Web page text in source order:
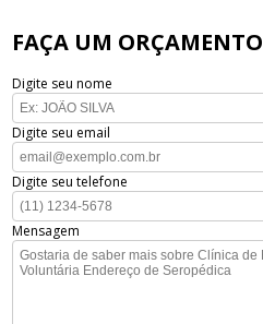
FAÇA UM ORÇAMENTO
Digite seu nome
Digite seu email
Digite seu telefone
Mensagem